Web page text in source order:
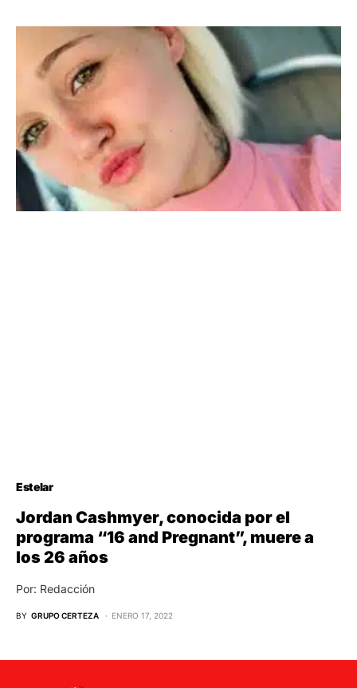
Estelar
Jordan Cashmyer, conocida por el
programa “16 and Pregnant”, muere a
los 26 años
Por: Redacción
BY GRUPO CERTEZA ENERO 17, 2022